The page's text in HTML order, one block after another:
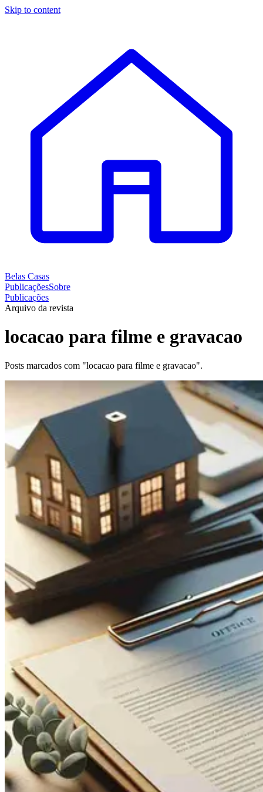
Skip to content
Belas Casas
PublicaçõesSobre
Publicações
Arquivo da revista
locacao para filme e gravacao
Posts marcados com "locacao para filme e gravacao".